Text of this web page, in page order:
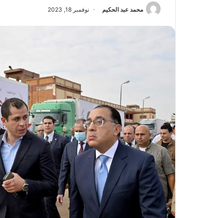
محمد عبد الحكيم نوفمبر 18, 2023